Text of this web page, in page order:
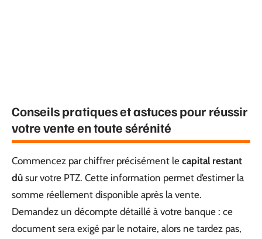
Conseils pratiques et astuces pour réussir
votre vente en toute sérénité
Commencez par chiffrer précisément le capital restant
dû sur votre PTZ. Cette information permet d’estimer la
somme réellement disponible après la vente.
Demandez un décompte détaillé à votre banque : ce
document sera exigé par le notaire, alors ne tardez pas,